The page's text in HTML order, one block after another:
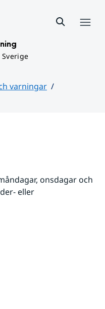
Sverige
varningar
onsdagar och
eller